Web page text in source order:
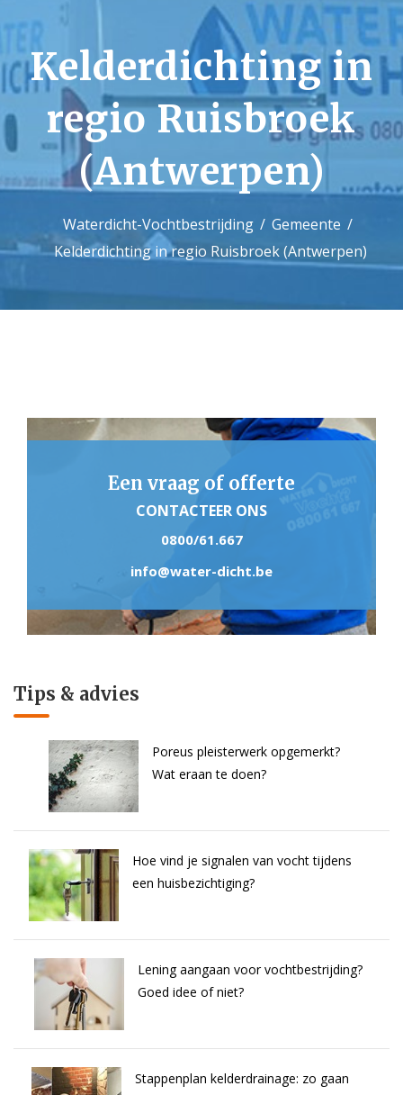
Contact
Kelderdichting in
regio Ruisbroek
(Antwerpen)
Waterdicht-Vochtbestrijding
Gemeente
Kelderdichting in regio Ruisbroek (Antwerpen)
Een vraag of offerte
CONTACTEER ONS
0800/61.667
info@water-dicht.be
Tips & advies
Poreus pleisterwerk opgemerkt?
Wat eraan te doen?
Hoe vind je signalen van vocht tijdens
een huisbezichtiging?
Lening aangaan voor vochtbestrijding?
Goed idee of niet?
Stappenplan kelderdrainage: zo gaan